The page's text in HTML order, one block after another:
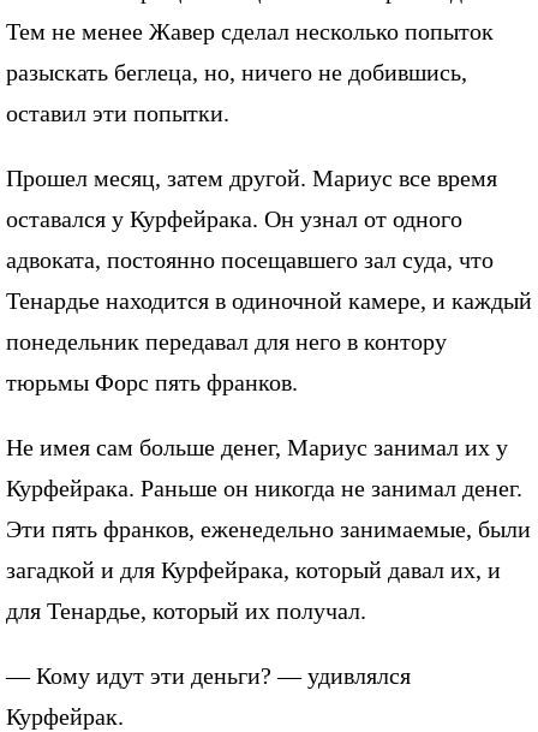
Тем не менее Жавер сделал несколько попыток
разыскать беглеца, но, ничего не добившись,
оставил эти попытки.
Прошел месяц, затем другой. Мариус все время
оставался у Курфейрака. Он узнал от одного
адвоката, постоянно посещавшего зал суда, что
Тенардье находится в одиночной камере, и каждый
понедельник передавал для него в контору
тюрьмы Форс пять франков.
Не имея сам больше денег, Мариус занимал их у
Курфейрака. Раньше он никогда не занимал денег.
Эти пять франков, еженедельно занимаемые, были
загадкой и для Курфейрака, который давал их, и
для Тенардье, который их получал.
— Кому идут эти деньги? — удивлялся
Курфейрак.